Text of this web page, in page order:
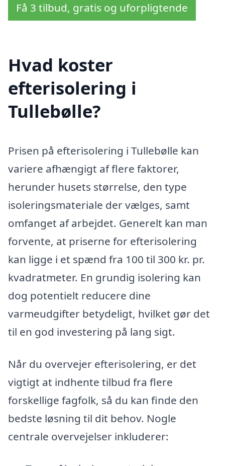
Få 3 tilbud, gratis og uforpligtende
Hvad koster
efterisolering i
Tullebølle?
Prisen på efterisolering i Tullebølle kan
variere afhængigt af flere faktorer,
herunder husets størrelse, den type
isoleringsmateriale der vælges, samt
omfanget af arbejdet. Generelt kan man
forvente, at priserne for efterisolering
kan ligge i et spænd fra 100 til 300 kr. pr.
kvadratmeter. En grundig isolering kan
dog potentielt reducere dine
varmeudgifter betydeligt, hvilket gør det
til en god investering på lang sigt.
Når du overvejer efterisolering, er det
vigtigt at indhente tilbud fra flere
forskellige fagfolk, så du kan finde den
bedste løsning til dit behov. Nogle
centrale overvejelser inkluderer: